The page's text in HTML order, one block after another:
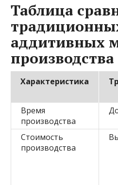
Таблица
аддитивных
производства
Характеристика
Время
производства
Стоимость
производства